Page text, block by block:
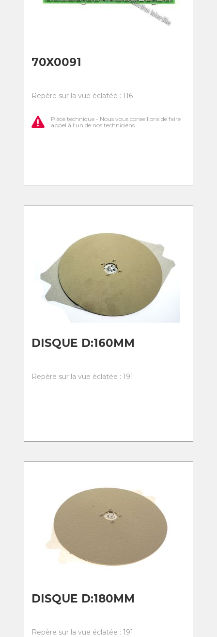
70X0091
Repère sur la vue éclatée : 116
Pièce technique - Nous vous conseillons de faire
appel à l'un de nos techniciens
DISQUE D:160MM
Repère sur la vue éclatée : 191
DISQUE D:180MM
Repère sur la vue éclatée : 191